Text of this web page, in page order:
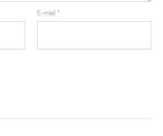
E-mail *